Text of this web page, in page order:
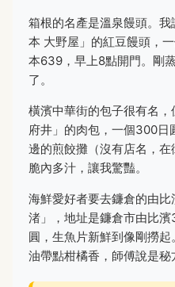
箱根的名產是溫泉饅頭。
本 大野屋」的紅豆饅頭，
本639，早上8點開門。剛
了。
橫濱中華街的包子很有名
府井」的肉包，一個300日
邊的煎餃攤（沒有店名，
脆內多汁，讓我驚豔。
海鮮愛好者要去鐮倉的由
渚」，地址是鐮倉市由比
圓，生魚片新鮮到像剛撈
油帶點柑橘香，師傅說是秘